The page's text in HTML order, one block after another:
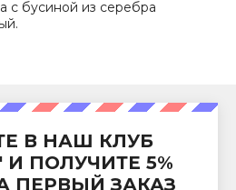
с бусиной из серебра
В НАШ КЛУБ
И ПОЛУЧИТЕ 5%
ПЕРВЫЙ ЗАКАЗ